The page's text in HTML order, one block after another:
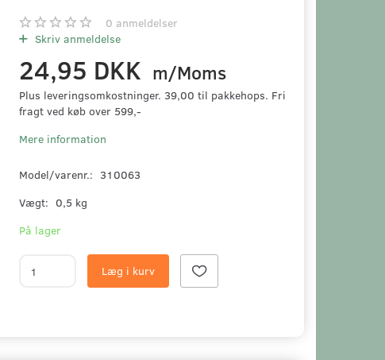
0 anmeldelser
Skriv anmeldelse
24,95 DKK m/Moms
Plus leveringsomkostninger. 39,00 til pakkehops. Fri
fragt ved køb over 599,-
Mere information
Model/varenr.: 310063
Vægt: 0,5 kg
På lager
Læg i kurv